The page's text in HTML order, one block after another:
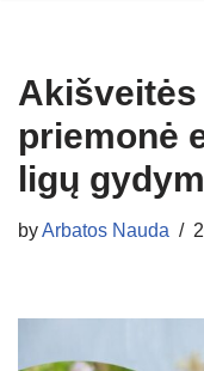
Akišveitės
priemonė
ligų
byArbatos Nauda